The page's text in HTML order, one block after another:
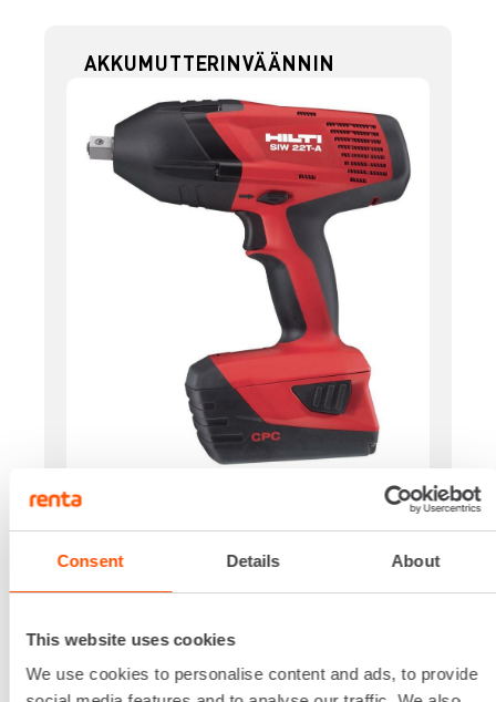
Consent Details About
This website uses cookies
We use cookies to personalise content and ads, to provide
AKKUMUTTERINVÄÄNNIN
0 - 1800 IPM
Jännite
0 - 1800 RPM
3,6 kg